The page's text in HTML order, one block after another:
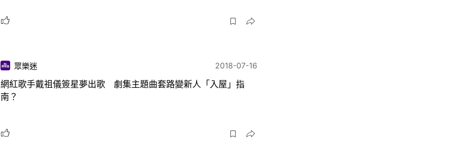
眾樂迷 2018-07-16
網紅歌手戴祖儀簽星夢出歌 劇集主題曲套路變新人「入屋」指
南？